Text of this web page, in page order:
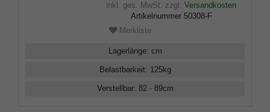
inkl. ges. MwSt. zzgl. Versandkosten
Artikelnummer 50308-F
Merkliste
Lagerlänge: cm
Belastbarkeit: 125kg
Verstellbar: 82 - 89cm